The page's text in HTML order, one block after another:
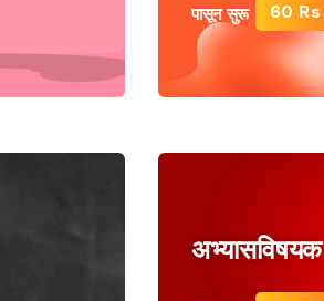
पासून सुरू 60 Rs
अभ्यासविषयक